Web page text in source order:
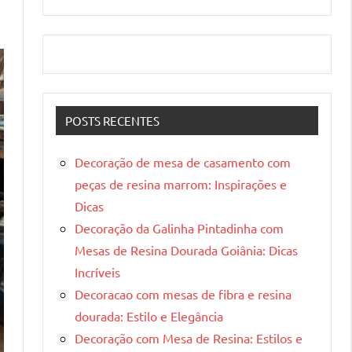
POSTS RECENTES
Decoração de mesa de casamento com
peças de resina marrom: Inspirações e
Dicas
Decoração da Galinha Pintadinha com
Mesas de Resina Dourada Goiânia: Dicas
Incríveis
Decoracao com mesas de fibra e resina
dourada: Estilo e Elegância
Decoração com Mesa de Resina: Estilos e